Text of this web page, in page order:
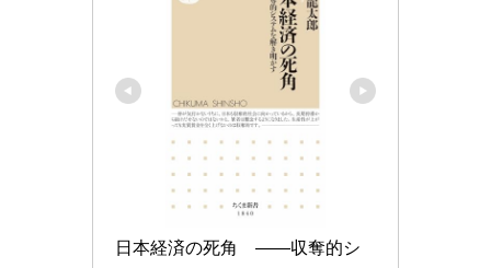
日本経済の死角　――収奪的シ